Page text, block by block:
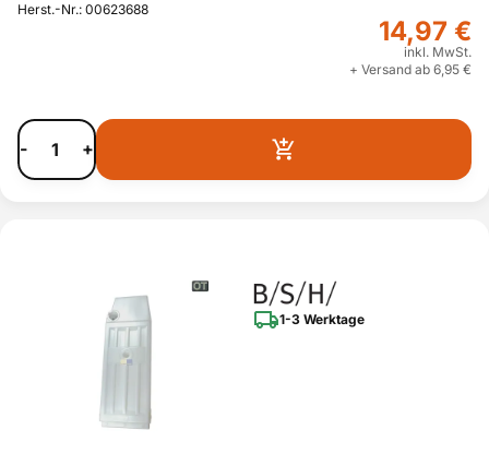
Herst.-Nr.: 00623688
14,97 €
inkl. MwSt.
+ Versand ab 6,95 €
- +
1-3 Werktage